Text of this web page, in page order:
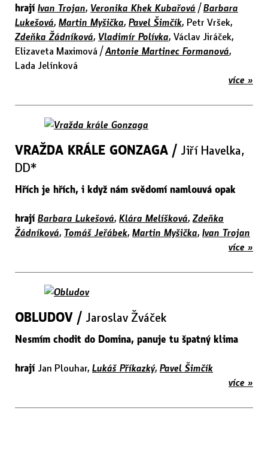
hrajíIvan Trojan, Veronika Khek Kubařová /Barbara
Lukešová, Martin Myšička, Pavel Šimčík, Petr Vršek,
Zdeňka Žádníková, Vladimír Polívka, Václav Jiráček,
Elizaveta Maximová /Antonie Martinec Formanová,
Lada Jelínková
více »
VRAŽDA KRÁLE GONZAGA / Jiří Havelka,
DD*
Hřích je hřích, i když nám svědomí namlouvá opak
hrajíBarbara Lukešová, Klára Melíšková,Zdeňka
Žádníková, Tomáš Jeřábek, Martin Myšička, Ivan Trojan
více »
OBLUDOV / Jaroslav Žváček
Nesmím chodit do Domina, panuje tu špatný klima
hrají Jan Plouhar, Lukáš Příkazký, Pavel Šimčík
více »